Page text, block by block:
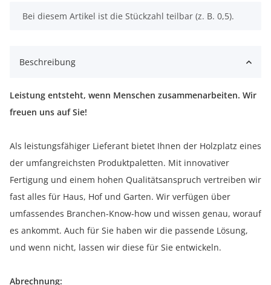
x
Bei diesem Artikel ist die Stückzahl teilbar (z. B. 0,5).
Beschreibung
Leistung entsteht, wenn Menschen zusammenarbeiten. Wir
freuen uns auf Sie!
Als leistungsfähiger Lieferant bietet Ihnen der Holzplatz eines
der umfangreichsten Produktpaletten. Mit innovativer
Fertigung und einem hohen Qualitätsanspruch vertreiben wir
fast alles für Haus, Hof und Garten. Wir verfügen über
umfassendes Branchen-Know-how und wissen genau, worauf
es ankommt. Auch für Sie haben wir die passende Lösung,
und wenn nicht, lassen wir diese für Sie entwickeln.
Abrechnung: